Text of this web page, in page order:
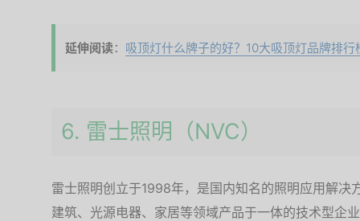
延伸阅读： 吸顶灯什么牌子的好？10大吸顶灯品牌排行
6. 雷士照明（NVC）
雷士照明创立于1998年，是国内知名的照明应用解决
建筑、光源电器、家居等领域产品于一体的技术型企